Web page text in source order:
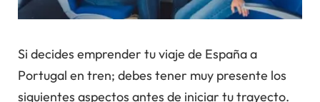
Si decides emprender tu viaje de España a
Portugal en tren; debes tener muy presente los
siguientes aspectos antes de iniciar tu trayecto.